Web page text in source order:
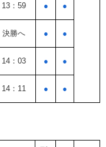
13：59 ● ●
決勝へ ● ●
14：03 ● ●
14：11 ● ●